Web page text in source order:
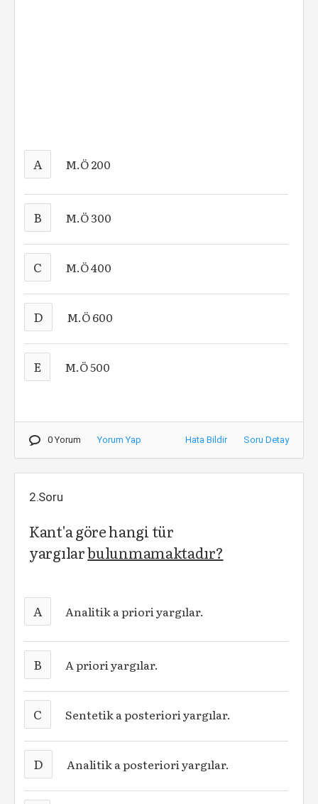
A M.Ö 200
B M.Ö 300
C M.Ö 400
D M.Ö 600
E M.Ö 500
0 Yorum Yorum Yap Hata Bildir Soru Detay
2.Soru
Kant'a göre hangi tür
yargılarbulunmamaktadır?
A Analitik a priori yargılar.
B A priori yargılar.
C Sentetik a posteriori yargılar.
D Analitik a posteriori yargılar.